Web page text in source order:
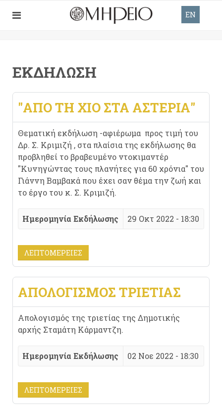
EN
ΕΚΔΉΛΩΣΗ
"ΑΠΌ ΤΗ ΧΊΟ ΣΤΑ ΑΣΤΈΡΙΑ"
Θεματική εκδήλωση -αφιέρωμα προς τιμή του
Δρ. Σ. Κριμιζή , στα πλαίσια της εκδήλωσης θα
προβληθεί το βραβευμένο ντοκιμαντέρ
"Κυνηγώντας τους πλανήτες για 60 χρόνια" του
Γιάννη Βαμβακά που έχει σαν θέμα την ζωή και
το έργο του κ. Σ. Κριμιζή.
Ημερομηνία Εκδήλωσης 29 Οκτ 2022 - 18:30
ΛΕΠΤΟΜΈΡΕΙΕΣ
ΑΠΟΛΟΓΙΣΜΌΣ ΤΡΙΕΤΊΑΣ
Απολογισμός της τριετίας της Δημοτικής
αρχής Σταμάτη Κάρμαντζη.
Ημερομηνία Εκδήλωσης 02 Νοε 2022 - 18:30
ΛΕΠΤΟΜΈΡΕΙΕΣ